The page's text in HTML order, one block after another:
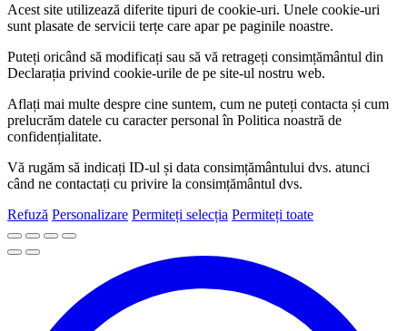
Acest site utilizează diferite tipuri de cookie-uri. Unele cookie-uri
sunt plasate de servicii terțe care apar pe paginile noastre.
Puteți oricând să modificați sau să vă retrageți consimțământul din
Declarația privind cookie-urile de pe site-ul nostru web.
Aflați mai multe despre cine suntem, cum ne puteți contacta și cum
prelucrăm datele cu caracter personal în Politica noastră de
confidențialitate.
Vă rugăm să indicați ID-ul și data consimțământului dvs. atunci
când ne contactați cu privire la consimțământul dvs.
Refuză Personalizare Permiteți selecția Permiteți toate